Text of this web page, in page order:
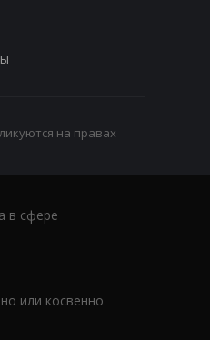
на правах
в сфере
или косвенно